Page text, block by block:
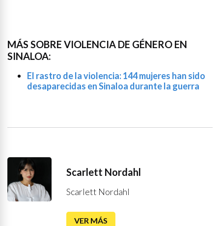
MÁS SOBRE VIOLENCIA DE GÉNERO EN
SINALOA:
El rastro de la violencia: 144 mujeres han sido
desaparecidas en Sinaloa durante la guerra
Scarlett Nordahl
Scarlett Nordahl
VER MÁS